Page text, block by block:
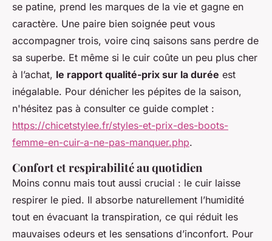
se patine, prend les marques de la vie et gagne en
caractère. Une paire bien soignée peut vous
accompagner trois, voire cinq saisons sans perdre de
sa superbe. Et même si le cuir coûte un peu plus cher
à l’achat, le rapport qualité-prix sur la durée est
inégalable. Pour dénicher les pépites de la saison,
n'hésitez pas à consulter ce guide complet :
https://chicetstylee.fr/styles-et-prix-des-boots-
femme-en-cuir-a-ne-pas-manquer.php.
Confort et respirabilité au quotidien
Moins connu mais tout aussi crucial : le cuir laisse
respirer le pied. Il absorbe naturellement l’humidité
tout en évacuant la transpiration, ce qui réduit les
mauvaises odeurs et les sensations d’inconfort. Pour